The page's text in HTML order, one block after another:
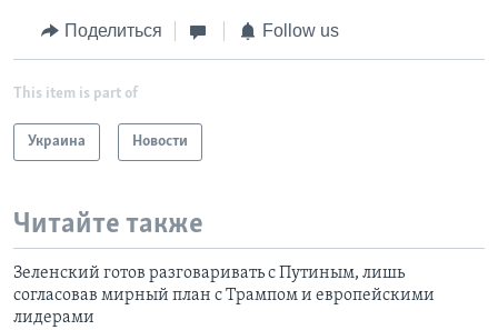
Поделиться Follow us
This item is part of
Украина Новости
Читайте также
Зеленский готов разговаривать с Путиным, лишь
согласовав мирный план с Трампом и европейскими
лидерами